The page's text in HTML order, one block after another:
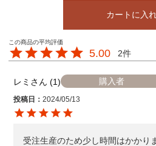
カートに入
5.00 2
レミ 1 購入者
投稿日 2024/05/13
受注生産のため少し時間はかかり